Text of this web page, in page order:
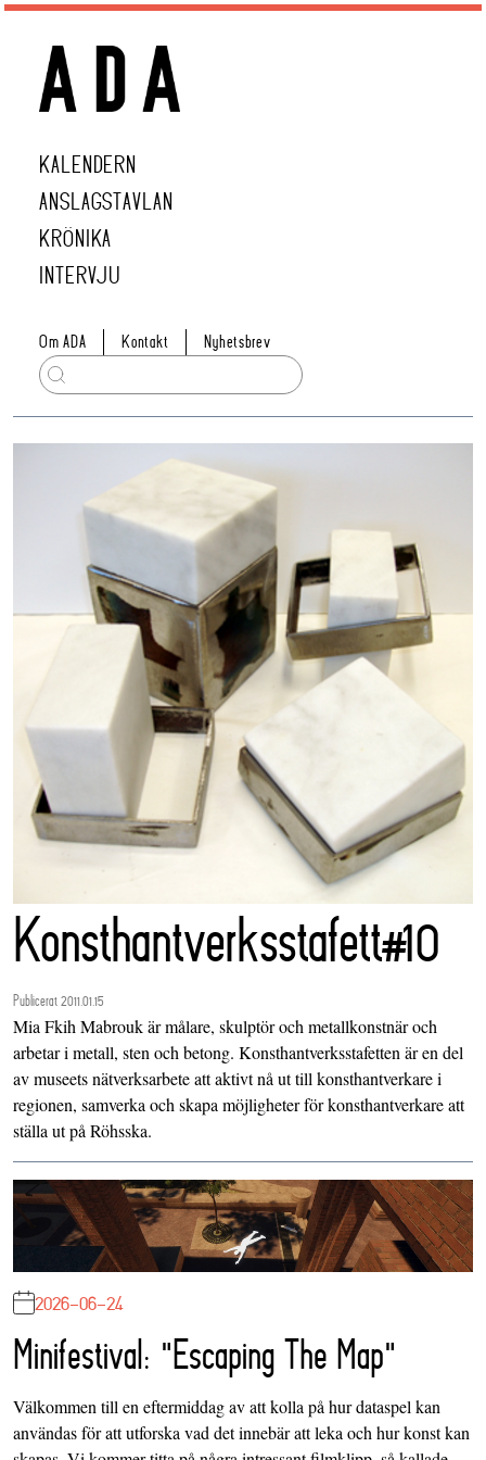
KALENDERN
ANSLAGSTAVLAN
KRÖNIKA
INTERVJU
Om ADA Kontakt Nyhetsbrev
Konsthantverksstafett#10
Publicerat 2011.01.15
Mia Fkih Mabrouk är målare, skulptör och metallkonstnär och
arbetar i metall, sten och betong. Konsthantverksstafetten är en del
av museets nätverksarbete att aktivt nå ut till konsthantverkare i
regionen, samverka och skapa möjligheter för konsthantverkare att
ställa ut på Röhsska.
2026-06-24
Minifestival: "Escaping The Map"
Välkommen till en eftermiddag av att kolla på hur dataspel kan
användas för att utforska vad det innebär att leka och hur konst kan